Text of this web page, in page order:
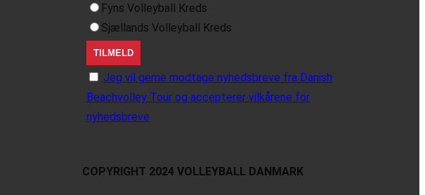
Fyns Volleyball Kreds
Sjællands Volleyball Kreds
Jeg vil gerne modtage nyhedsbreve fra Danish
Beachvolley Tour og accepterer vilkårene for
nyhedsbreve
COPYRIGHT 2024 VOLLEYBALL DANMARK